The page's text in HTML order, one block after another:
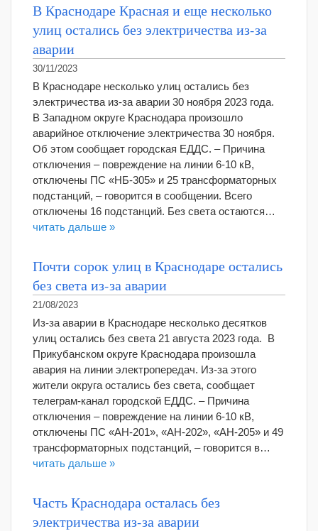
В Краснодаре Красная и еще несколько
улиц остались без электричества из-за
аварии
30/11/2023
В Краснодаре несколько улиц остались без
электричества из-за аварии 30 ноября 2023 года.
В Западном округе Краснодара произошло
аварийное отключение электричества 30 ноября.
Об этом сообщает городская ЕДДС. – Причина
отключения – повреждение на линии 6-10 кВ,
отключены ПС «НБ-305» и 25 трансформаторных
подстанций, – говорится в сообщении. Всего
отключены 16 подстанций. Без света остаются…
читать дальше »
Почти сорок улиц в Краснодаре остались
без света из-за аварии
21/08/2023
Из-за аварии в Краснодаре несколько десятков
улиц остались без света 21 августа 2023 года. В
Прикубанском округе Краснодара произошла
авария на линии электропередач. Из-за этого
жители округа остались без света, сообщает
телеграм-канал городской ЕДДС. – Причина
отключения – повреждение на линии 6-10 кВ,
отключены ПС «АН-201», «АН-202», «АН-205» и 49
трансформаторных подстанций, – говорится в…
читать дальше »
Часть Краснодара осталась без
электричества из-за аварии